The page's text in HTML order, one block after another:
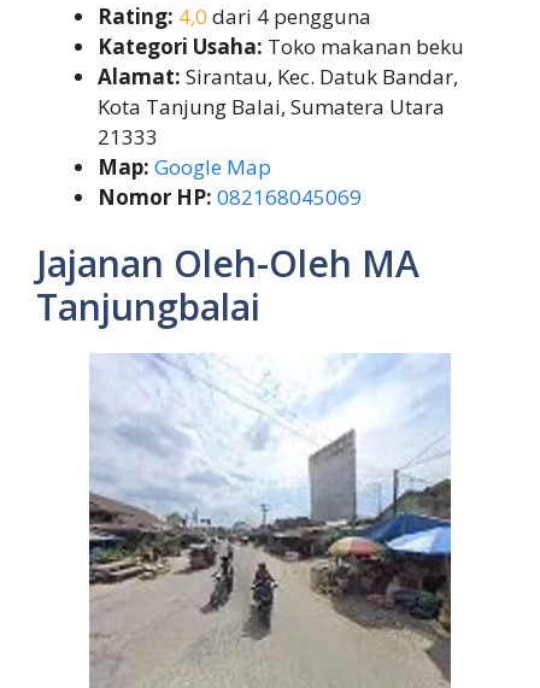
Rating: 4,0 dari 4 pengguna
Kategori Usaha: Toko makanan beku
Alamat: Sirantau, Kec. Datuk Bandar,
Kota Tanjung Balai, Sumatera Utara
21333
Map: Google Map
Nomor HP: 082168045069
Jajanan Oleh-Oleh MA
Tanjungbalai